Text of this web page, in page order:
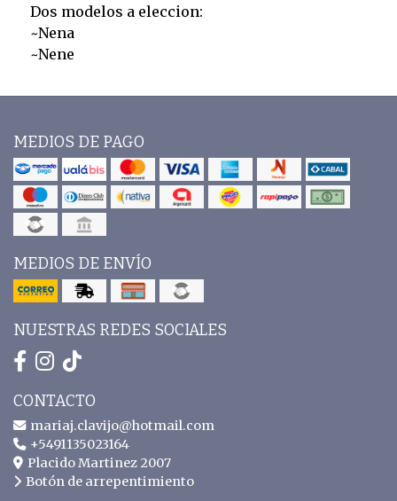
Dos modelos a eleccion:
~Nena
~Nene
MEDIOS DE PAGO
MEDIOS DE ENVÍO
NUESTRAS REDES SOCIALES
CONTACTO
mariaj.clavijo@hotmail.com
+5491135023164
Placido Martinez 2007
Botón de arrepentimiento